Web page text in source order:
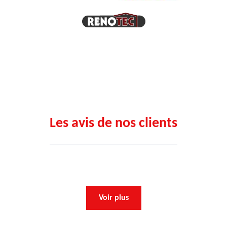
Les avis de nos clients
Voir plus